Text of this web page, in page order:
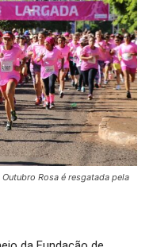
Rosa é resgatada pela